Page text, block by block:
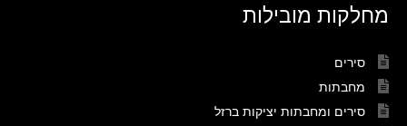
מחלקות מובילות
סירים
מחבתות
סירים ומחבתות יציקות ברזל